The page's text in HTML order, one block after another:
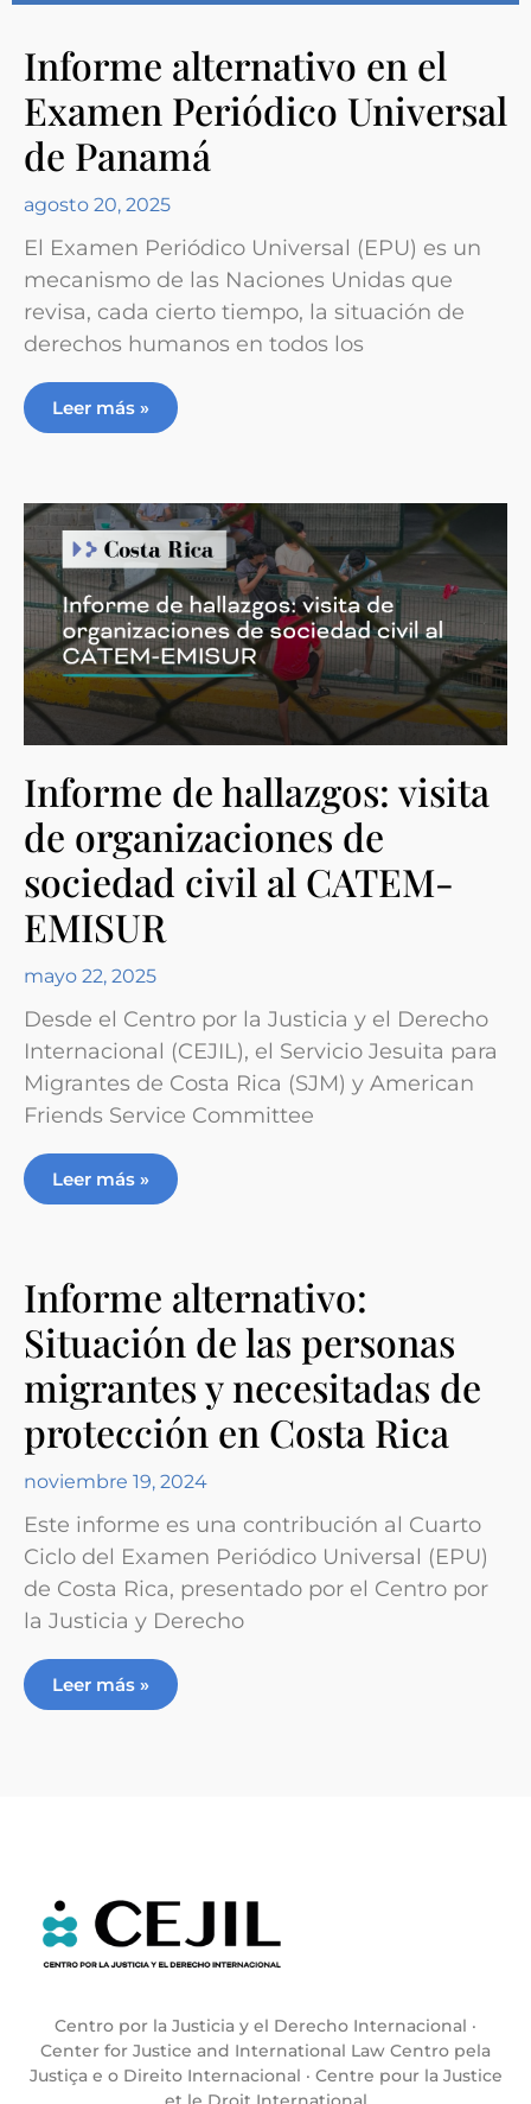
Informe alternativo en el
Examen Periódico Universal
de Panamá
agosto 20, 2025
El Examen Periódico Universal (EPU) es un
mecanismo de las Naciones Unidas que
revisa, cada cierto tiempo, la situación de
derechos humanos en todos los
Leer más »
Informe de hallazgos: visita
de organizaciones de
sociedad civil al CATEM-
EMISUR
mayo 22, 2025
Desde el Centro por la Justicia y el Derecho
Internacional (CEJIL), el Servicio Jesuita para
Migrantes de Costa Rica (SJM) y American
Friends Service Committee
Leer más »
Informe alternativo:
Situación de las personas
migrantes y necesitadas de
protección en Costa Rica
noviembre 19, 2024
Este informe es una contribución al Cuarto
Ciclo del Examen Periódico Universal (EPU)
de Costa Rica, presentado por el Centro por
la Justicia y Derecho
Leer más »
Centro por la Justicia y el Derecho Internacional ·
Center for Justice and International Law Centro pela
Justiça e o Direito Internacional · Centre pour la Justice